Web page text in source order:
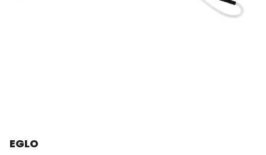
EGLO